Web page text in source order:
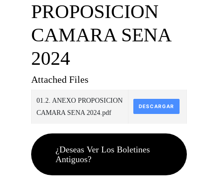
PROPOSICION
CAMARA SENA
2024
Attached Files
01.2. ANEXO PROPOSICION
CAMARA SENA 2024.pdf
DESCARGAR
¿Deseas Ver Los Boletines
Antiguos?